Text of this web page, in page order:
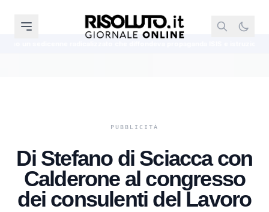
Di Stefano di Sciacca con
Calderone al congresso
dei consulenti del Lavoro